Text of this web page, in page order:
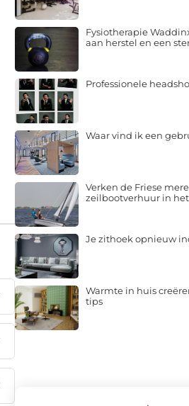
Fysiotherapie
aan herstel en een
Professionele
Waar vind ik een
Verken de Friese
zeilbootverhuur in
Je zithoek opnieuw
Warmte in huis
tips